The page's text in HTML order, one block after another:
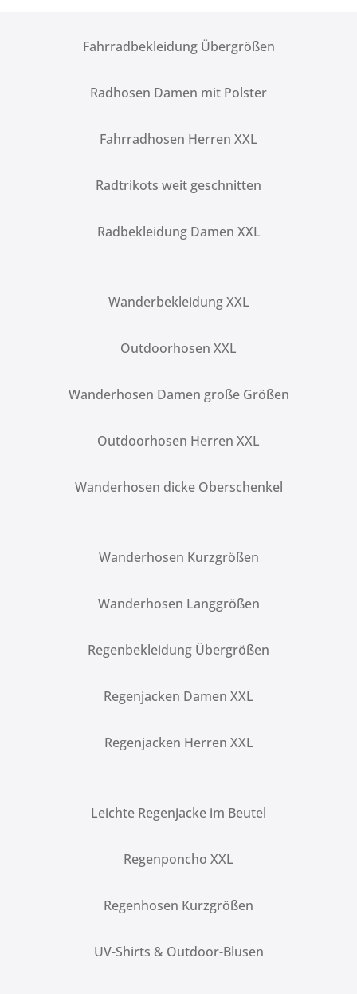
Fahrradbekleidung Übergrößen
Radhosen Damen mit Polster
Fahrradhosen Herren XXL
Radtrikots weit geschnitten
Radbekleidung Damen XXL
Wanderbekleidung XXL
Outdoorhosen XXL
Wanderhosen Damen große Größen
Outdoorhosen Herren XXL
Wanderhosen dicke Oberschenkel
Wanderhosen Kurzgrößen
Wanderhosen Langgrößen
Regenbekleidung Übergrößen
Regenjacken Damen XXL
Regenjacken Herren XXL
Leichte Regenjacke im Beutel
Regenponcho XXL
Regenhosen Kurzgrößen
UV-Shirts & Outdoor-Blusen